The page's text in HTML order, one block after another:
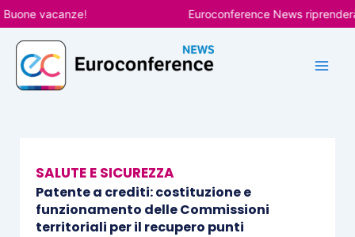
Vai
al
contenuto
vacanze! Euroconference News riprenderà
SALUTE E SICUREZZA
Patente a crediti: costituzione e
funzionamento delle Commissioni
territoriali per il recupero punti